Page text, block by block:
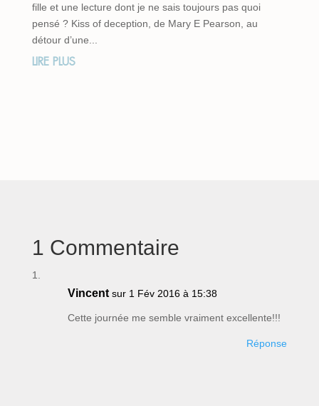
fille et une lecture dont je ne sais toujours pas quoi
pensé ? Kiss of deception, de Mary E Pearson, au
détour d’une...
LIRE PLUS
1 Commentaire
Vincent sur 1 Fév 2016 à 15:38
Cette journée me semble vraiment excellente!!!
Réponse